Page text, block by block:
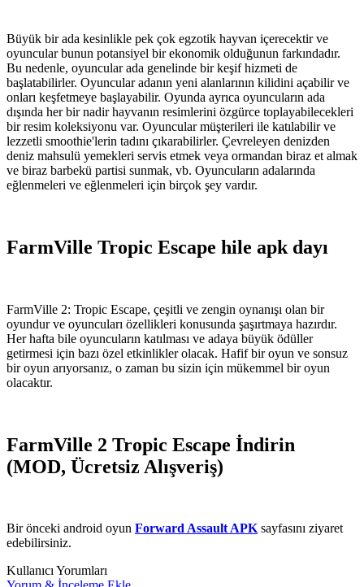
Büyük bir ada kesinlikle pek çok egzotik hayvan içerecektir ve
oyuncular bunun potansiyel bir ekonomik olduğunun farkındadır.
Bu nedenle, oyuncular ada genelinde bir keşif hizmeti de
başlatabilirler. Oyuncular adanın yeni alanlarının kilidini açabilir ve
onları keşfetmeye başlayabilir. Oyunda ayrıca oyuncuların ada
dışında her bir nadir hayvanın resimlerini özgürce toplayabilecekleri
bir resim koleksiyonu var. Oyuncular müşterileri ile katılabilir ve
lezzetli smoothie'lerin tadını çıkarabilirler. Çevreleyen denizden
deniz mahsulü yemekleri servis etmek veya ormandan biraz et almak
ve biraz barbekü partisi sunmak, vb. Oyuncuların adalarında
eğlenmeleri ve eğlenmeleri için birçok şey vardır.
FarmVille Tropic Escape hile apk dayı
FarmVille 2: Tropic Escape, çeşitli ve zengin oynanışı olan bir
oyundur ve oyuncuları özellikleri konusunda şaşırtmaya hazırdır.
Her hafta bile oyuncuların katılması ve adaya büyük ödüller
getirmesi için bazı özel etkinlikler olacak. Hafif bir oyun ve sonsuz
bir oyun arıyorsanız, o zaman bu sizin için mükemmel bir oyun
olacaktır.
FarmVille 2 Tropic Escape İndirin
(MOD, Ücretsiz Alışveriş)
Bir önceki android oyun Forward Assault APKsayfasını ziyaret
edebilirsiniz.
Kullanıcı Yorumları